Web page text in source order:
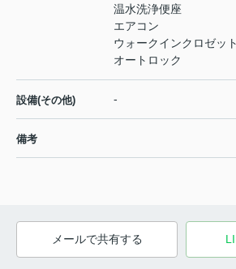
温水洗浄便座
エアコン
ウォークインクロゼット
オートロック
設備(その他) -
備考
メールで共有する